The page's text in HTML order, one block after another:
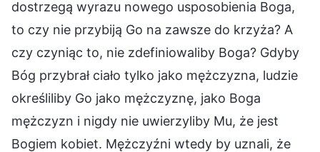
dostrzegą wyrazu nowego usposobienia Boga,
to czy nie przybiją Go na zawsze do krzyża? A
czy czyniąc to, nie zdefiniowaliby Boga? Gdyby
Bóg przybrał ciało tylko jako mężczyzna, ludzie
określiliby Go jako mężczyznę, jako Boga
mężczyzn i nigdy nie uwierzyliby Mu, że jest
Bogiem kobiet. Mężczyźni wtedy by uznali, że